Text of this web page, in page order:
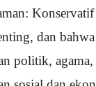
dan
politik,